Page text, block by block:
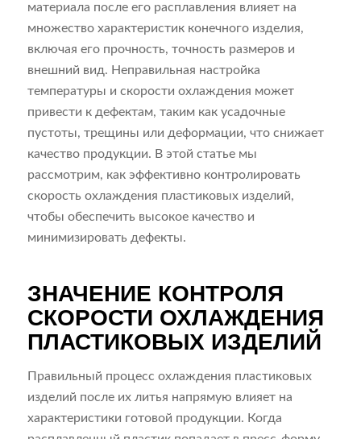
материала после его расплавления влияет на
множество характеристик конечного изделия,
включая его прочность, точность размеров и
внешний вид. Неправильная настройка
температуры и скорости охлаждения может
привести к дефектам, таким как усадочные
пустоты, трещины или деформации, что снижает
качество продукции. В этой статье мы
рассмотрим, как эффективно контролировать
скорость охлаждения пластиковых изделий,
чтобы обеспечить высокое качество и
минимизировать дефекты.
ЗНАЧЕНИЕ КОНТРОЛЯ
СКОРОСТИ ОХЛАЖДЕНИЯ
ПЛАСТИКОВЫХ ИЗДЕЛИЙ
Правильный процесс охлаждения пластиковых
изделий после их литья напрямую влияет на
характеристики готовой продукции. Когда